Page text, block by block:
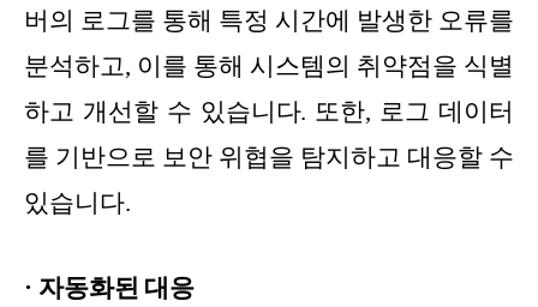
버의 로그를 통해 특정 시간에 발생한 오류를
분석하고, 이를 통해 시스템의 취약점을 식별
하고 개선할 수 있습니다. 또한, 로그 데이터
를 기반으로 보안 위협을 탐지하고 대응할 수
있습니다.
· 자동화된 대응